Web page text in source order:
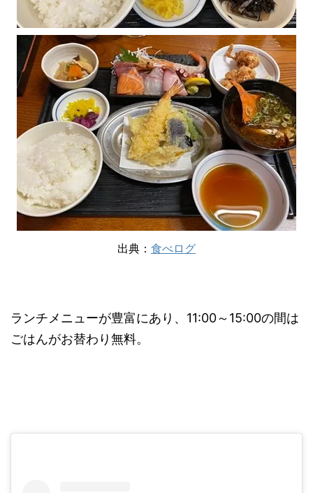
出典： 食べログ
ランチメニューが豊富にあり、11:00～15:00の間は
ごはんがお替わり無料。